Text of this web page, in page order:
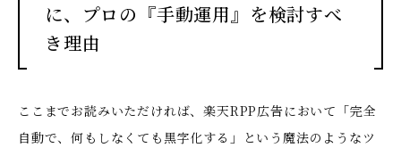
に、プロの『手動運用』を検討すべ
き理由
ここまでお読みいただければ、楽天RPP広告において「完全
自動で、何もしなくても黒字化する」という魔法のようなツ